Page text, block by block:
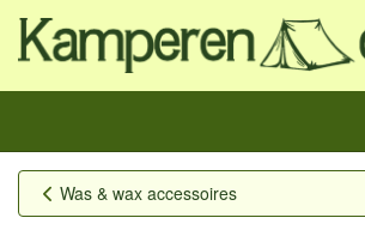
Was & wax accessoires